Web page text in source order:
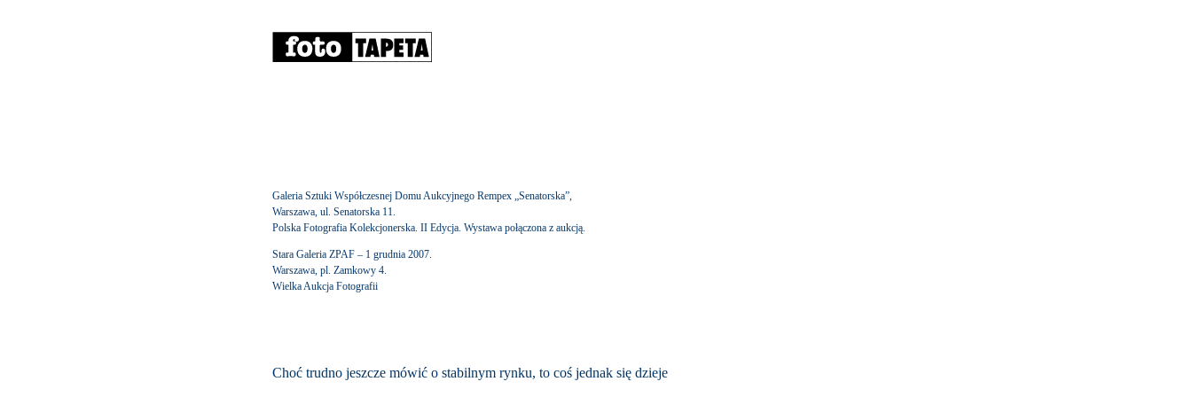
Galeria Sztuki Współczesnej Domu Aukcyjnego Rempex „Senatorska”,
Warszawa, ul. Senatorska 11.
Polska Fotografia Kolekcjonerska. II Edycja. Wystawa połączona z aukcją.
Stara Galeria ZPAF – 1 grudnia 2007.
Warszawa, pl. Zamkowy 4.
Wielka Aukcja Fotografii
Choć trudno jeszcze mówić o stabilnym rynku, to coś jednak się dzieje